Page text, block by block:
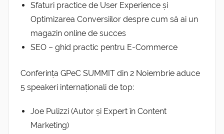
Sfaturi practice de User Experience și
Optimizarea Conversiilor despre cum să ai un
magazin online de succes
SEO – ghid practic pentru E-Commerce
Conferința GPeC SUMMIT din 2 Noiembrie aduce
5 speakeri internaționali de top:
Joe Pulizzi (Autor și Expert în Content
Marketing)